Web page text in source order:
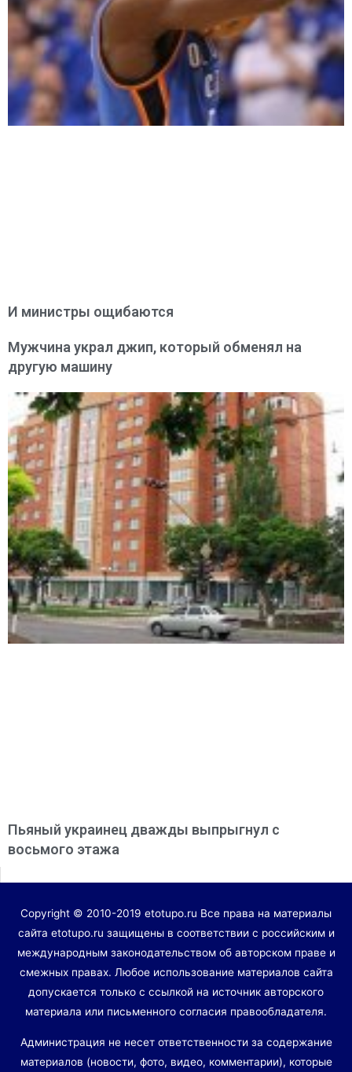
И министры ощибаются
Мужчина украл джип, который обменял на
другую машину
Пьяный украинец дважды выпрыгнул с
восьмого этажа
Copyright © 2010-2019 etotupo.ru Все права на материалы
сайта etotupo.ru защищены в соответствии с российским и
международным законодательством об авторском праве и
смежных правах. Любое использование материалов сайта
допускается только с ссылкой на источник авторского
материала или письменного согласия правообладателя.
Администрация не несет ответственности за содержание
материалов (новости, фото, видео, комментарии), которые